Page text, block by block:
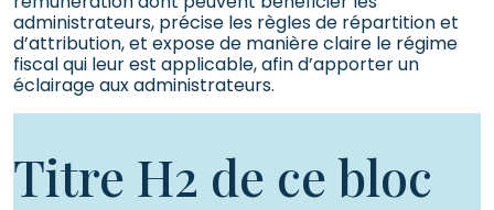
administrateurs, précise les règles de répartition et
d’attribution, et expose de manière claire le régime
fiscal qui leur est applicable, afin d’apporter un
éclairage aux administrateurs.
Titre H2 de ce bloc